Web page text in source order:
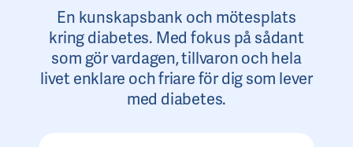
En kunskapsbank och mötesplats
kring diabetes. Med fokus på sådant
som gör vardagen, tillvaron och hela
livet enklare och friare för dig som lever
med diabetes.